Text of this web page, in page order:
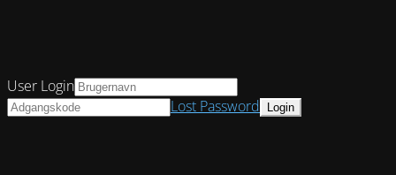
User Login
Lost Password